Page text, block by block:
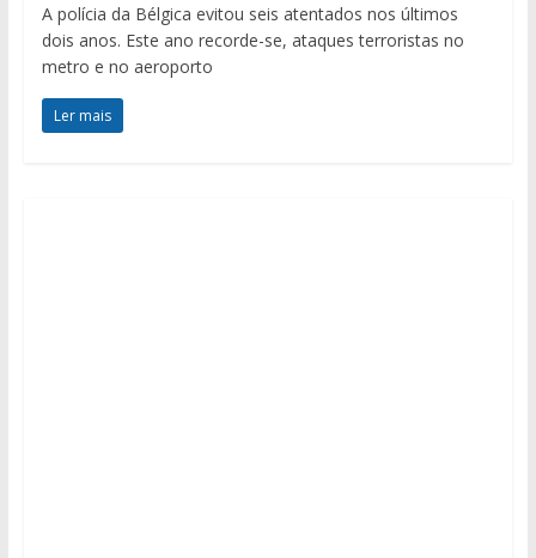
A polícia da Bélgica evitou seis atentados nos últimos
dois anos. Este ano recorde-se, ataques terroristas no
metro e no aeroporto
Ler mais